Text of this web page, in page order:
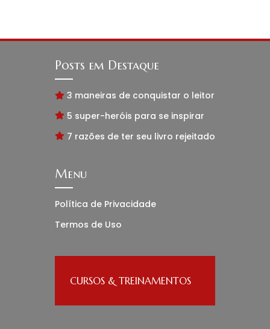
Posts em Destaque
3 maneiras de conquistar o leitor
5 super-heróis para se inspirar
7 razões de ter seu livro rejeitado
Menu
Política de Privacidade
Termos de Uso
CURSOS & TREINAMENTOS